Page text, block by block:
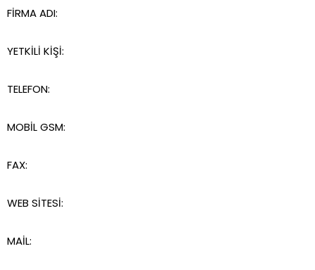
FİRMA ADI:
YETKİLİ KİŞİ:
TELEFON:
MOBİL GSM:
FAX:
WEB SİTESİ:
MAİL: